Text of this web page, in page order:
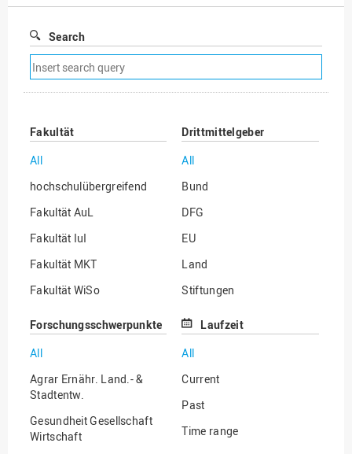
Search
Remove
search
filter
Fakultät
All
hochschulübergreifend
Fakultät AuL
Fakultät IuI
Fakultät MKT
Fakultät WiSo
Drittmittelgeber
All
Bund
DFG
EU
Land
Stiftungen
Sonstige
Forschungsschwerpunkte
All
Agrar Ernähr. Land.- &
Stadtentw.
Gesundheit Gesellschaft
Wirtschaft
Laufzeit
All
Current
Past
Time range